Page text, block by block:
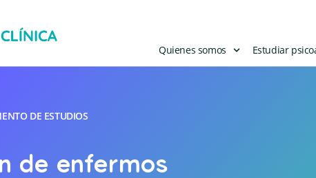
Quienes somos Estudiar
DE ESTUDIOS
de enfermos